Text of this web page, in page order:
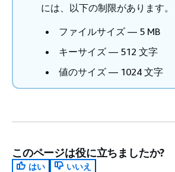
には、以下の制限があります。
ファイルサイズ — 5 MB
キーサイズ — 512 文字
値のサイズ — 1024 文字
このページは役に立ちましたか?
はい
いいえ